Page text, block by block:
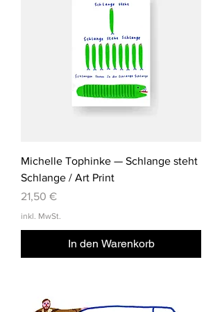
Michelle Tophinke — Schlange steht
Schlange / Art Print
Preis
21,50 €
inkl. MwSt.
In den Warenkorb